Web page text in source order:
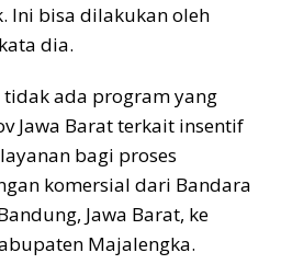
Ini bisa dilakukan oleh
dia.
ada program yang
Jawa Barat terkait insentif
bagi proses
komersial dari Bandara
Jawa Barat, ke
Majalengka.